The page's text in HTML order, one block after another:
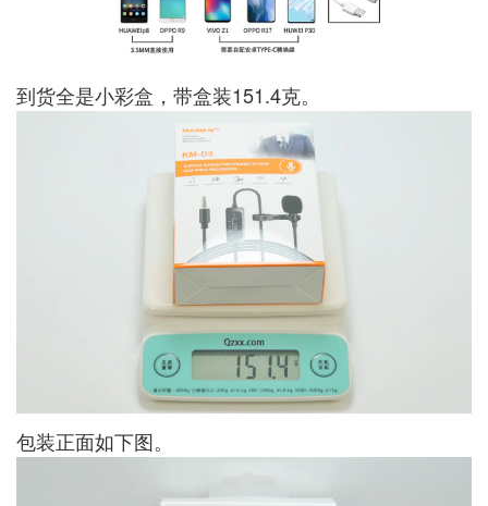
到货全是小彩盒，带盒装151.4克。
包装正面如下图。